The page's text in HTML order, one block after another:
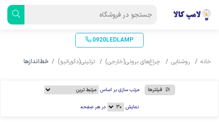
0920LEDLAMP
خانه روشنایی چراغ‌های برونی(خارجی) تزئینی(دکوراتیو) خط‌اندازها
فیلترها مرتب سازی بر اساس
نمایش در هر صفحه